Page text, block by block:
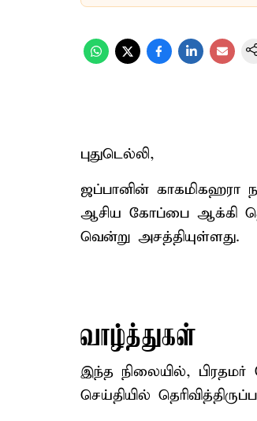
புதுடெல்லி,
ஜப்பானின் காகமிகஹரா
ஆசிய கோப்பை ஆக்கி
வென்று அசத்தியுள்ளது.
வாழ்த்துகள்
இந்த நிலையில்,
செய்தியில்